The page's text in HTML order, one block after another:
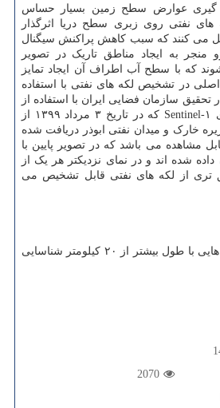
عوارض سطح زمین بسیار حساس
نفتی روی زبری سطح دریا اثرگذار
می کنند که سبب کاهش پراکنش سیگنال
منجر به ایجاد مناطق تاریک در تصویر
که با سطح آب اطراف آن ایجاد تمایز
در تشخیص لکه های نفتی با استفاده
تحقیق سازمان فضایی ایران با استفاده از
تصویر ماهواره ای راداری Sentinel-۱ که در تاریخ ۳ مرداد ۱۳۹۹ از
خارک و میدان نفتی ابوذر دریافت شده
مشاهده می باشد که در تصویر پایین با
شده اند و در نمای نزدیکتر هر یک از
تری از لکه های نفتی قابل تشخیص می
در کادرهای ۱، ۲ و ۳ لکه هایی با طول بیشتر از ۲۰ کیلومتر شناسایی
2070